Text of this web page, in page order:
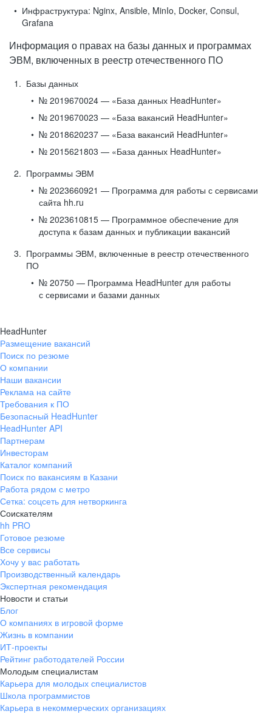
Инфраструктура: Nginx, Ansible, MinIo, Docker, Consul,
Grafana
Информация о правах на базы данных и программах
ЭВМ, включенных в реестр отечественного ПО
Базы данных
№ 2019670024 — «База данных HeadHunter»
№ 2019670023 — «База вакансий HeadHunter»
№ 2018620237 — «База вакансий HeadHunter»
№ 2015621803 — «База данных HeadHunter»
Программы ЭВМ
№ 2023660921 — Программа для работы с сервисами
сайта hh.ru
№ 2023610815 — Программное обеспечение для
доступа к базам данных и публикации вакансий
Программы ЭВМ, включенные в реестр отечественного
ПО
№ 20750 — Программа HeadHunter для работы
с сервисами и базами данных
HeadHunter
Размещение вакансий
Поиск по резюме
О компании
Наши вакансии
Реклама на сайте
Требования к ПО
Безопасный HeadHunter
HeadHunter API
Партнерам
Инвесторам
Каталог компаний
Поиск по вакансиям в Казани
Работа рядом с метро
Сетка: соцсеть для нетворкинга
Соискателям
hh PRO
Готовое резюме
Все сервисы
Хочу у вас работать
Производственный календарь
Экспертная рекомендация
Новости и статьи
Блог
О компаниях в игровой форме
Жизнь в компании
ИТ-проекты
Рейтинг работодателей России
Молодым специалистам
Карьера для молодых специалистов
Школа программистов
Карьера в некоммерческих организациях